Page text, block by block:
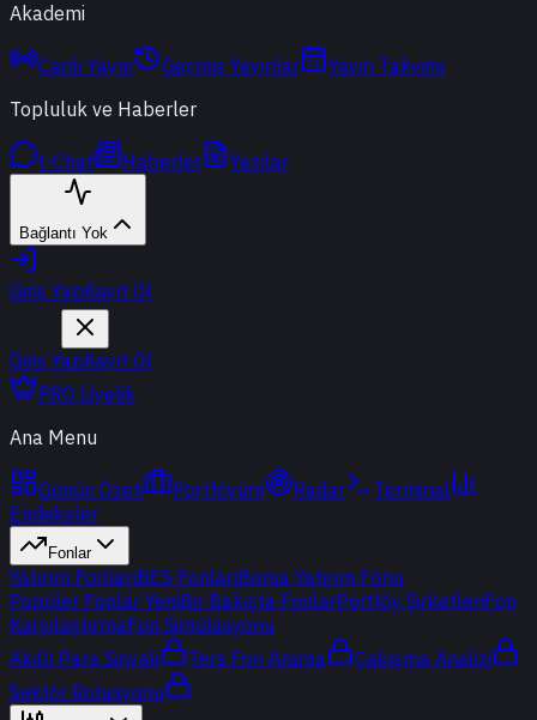
Akademi
Canlı Yayın Geçmiş Yayınlar
Yayın Takvimi
Topluluk ve Haberler
t-Chat Haberler Yazılar
Bağlantı Yok
Giriş YapKayıt Ol
Giriş YapKayıt Ol
PRO Üyelik
Ana Menu
Günün Özeti Portföyüm Radar
Terminal
Endeksler
Fonlar
Yatırım FonlarıBES FonlarıBorsa Yatırım Fonu
Popüler Fonlar YeniBir Bakışta FonlarPortföy ŞirketleriFon
KarşılaştırmaFon Simülasyonu
Akıllı Para Sinyali
Ters Fon Arama
Çakışma Analizi
Sektör Rotasyonu